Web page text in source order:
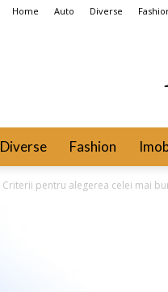
Home Auto Diverse
Diverse Fashion
Criterii pentru alegerea celei mai